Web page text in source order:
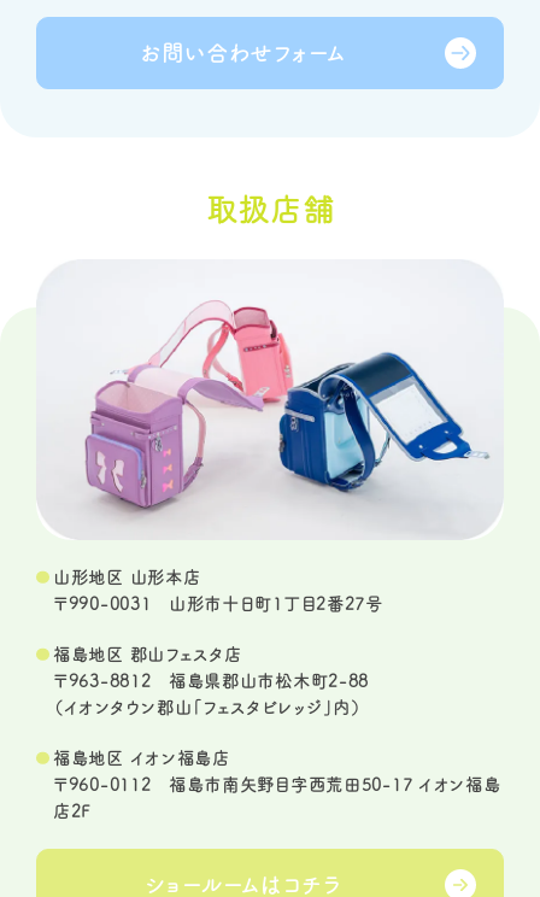
お問い合わせ フォーム
取扱店舗
山形地区 山形本店
〒990-0031 山形市十日町1丁目2番27号
福島地区 郡山フェスタ店
〒963-8812 福島県郡山市松木町2-88
（イオンタウン郡山「フェスタビレッジ」内）
福島地区 イオン福島店
〒960-0112 福島市南矢野目字西荒田50-17 イオン福島
店2F
ショールームは コチラ